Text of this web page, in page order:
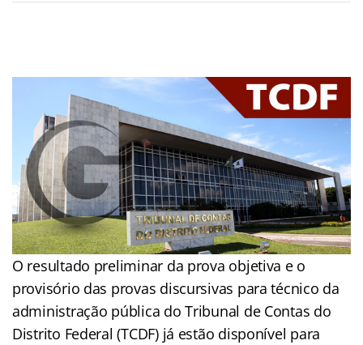
O resultado preliminar da prova objetiva e o
provisório das provas discursivas para técnico da
administração pública do Tribunal de Contas do
Distrito Federal (TCDF) já estão disponível para